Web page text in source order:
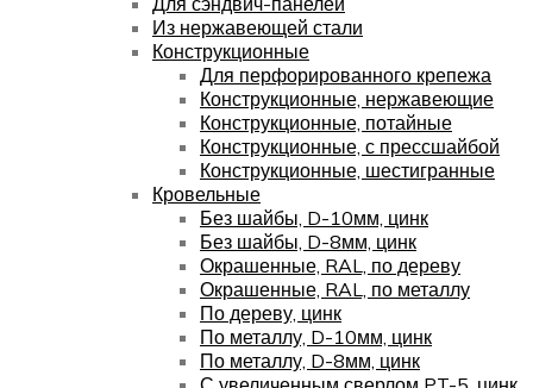
Из нержавеющей стали
Конструкционные
Для перфорированного крепежа
Конструкционные, нержавеющие
Конструкционные, потайные
Конструкционные, с прессшайбой
Конструкционные, шестигранные
Кровельные
Без шайбы, D-10мм, цинк
Без шайбы, D-8мм, цинк
Окрашенные, RAL, по дереву
Окрашенные, RAL, по металлу
По дереву, цинк
По металлу, D-10мм, цинк
По металлу, D-8мм, цинк